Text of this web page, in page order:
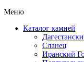
Меню
Каталог камней
Сланец
Иранский